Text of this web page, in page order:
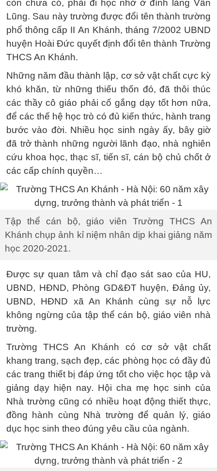
còn chưa có, phải đi học nhờ ở đình làng Vân
Lũng. Sau này trường được đổi tên thành trường
phổ thông cấp II An Khánh, tháng 7/2002 UBND
huyện Hoài Đức quyết định đổi tên thành Trường
THCS An Khánh.
Những năm đầu thành lập, cơ sở vật chất cực kỳ
khó khăn, từ những thiếu thốn đó, đã thôi thúc
các thầy cô giáo phải cố gắng dạy tốt hơn nữa,
để các thế hệ học trò có đủ kiến thức, hành trang
bước vào đời. Nhiều học sinh ngày ấy, bây giờ
đã trở thành những người lãnh đạo, nhà nghiên
cứu khoa học, thạc sĩ, tiến sĩ, cán bộ chủ chốt ở
các cấp chính quyền…
Tập thể cán bộ, giáo viên Trường THCS An
Khánh chụp ảnh kỉ niệm nhân dịp khai giảng năm
học 2020-2021.
Được sự quan tâm và chỉ đạo sát sao của HU,
UBND, HĐND, Phòng GD&ĐT huyện, Đảng ủy,
UBND, HĐND xã An Khánh cùng sự nỗ lực
không ngừng của tập thể cán bộ, giáo viên nhà
trường.
Trường THCS An Khánh có cơ sở vật chất
khang trang, sạch đẹp, các phòng học có đầy đủ
các trang thiết bị đáp ứng tốt cho việc học tập và
giảng dạy hiện nay. Hội cha mẹ học sinh của
Nhà trường cũng có nhiều hoạt động thiết thực,
đồng hành cùng Nhà trường để quản lý, giáo
dục học sinh theo đúng yêu cầu của ngành.